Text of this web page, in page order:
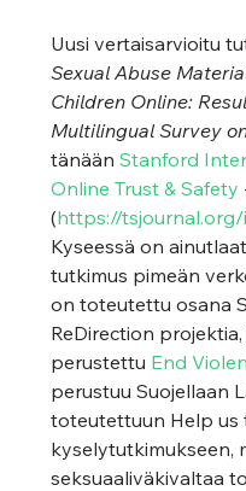
Uusi vertaisarvioitu
Sexual Abuse
Children Online:
Multilingual Survey
tänään Stanford
Online Trust & Safety
(https://
Kyseessä on
tutkimus pimeän
on toteutettu osana
ReDirection
perustettu End
perustuu Suojellaan
toteutettuun Help us
kyselytutkimukseen,
seksuaaliväkivaltaa